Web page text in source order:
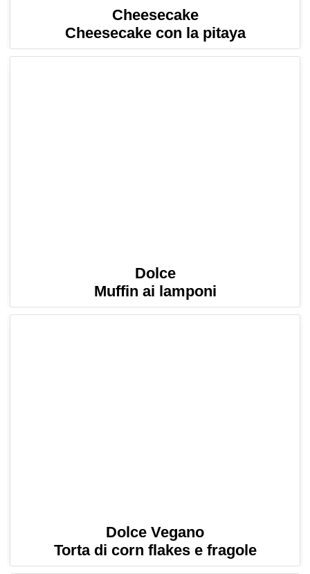
Cheesecake
Cheesecake con la pitaya
Dolce
Muffin ai lamponi
Dolce Vegano
Torta di corn flakes e fragole